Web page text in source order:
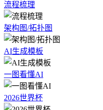
流程梳理
架构图/拓扑图
AI生成模板
一图看懂AI
2026世界杯